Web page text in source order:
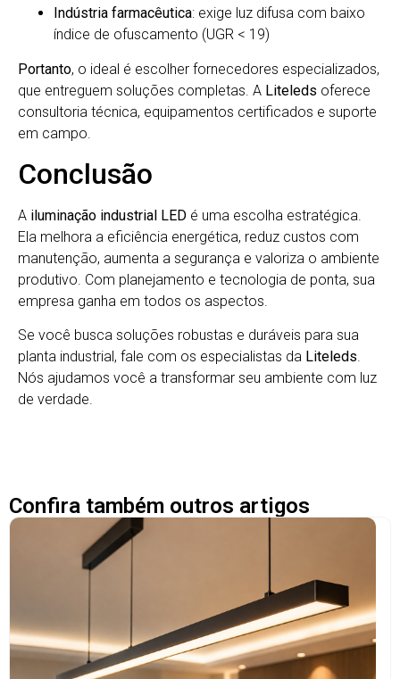
Indústria farmacêutica: exige luz difusa com baixo
índice de ofuscamento (UGR < 19)
Portanto, o ideal é escolher fornecedores especializados,
que entreguem soluções completas. A Liteleds oferece
consultoria técnica, equipamentos certificados e suporte
em campo.
Conclusão
A iluminação industrial LED é uma escolha estratégica.
Ela melhora a eficiência energética, reduz custos com
manutenção, aumenta a segurança e valoriza o ambiente
produtivo. Com planejamento e tecnologia de ponta, sua
empresa ganha em todos os aspectos.
Se você busca soluções robustas e duráveis para sua
planta industrial, fale com os especialistas da Liteleds.
Nós ajudamos você a transformar seu ambiente com luz
de verdade.
Confira também outros artigos